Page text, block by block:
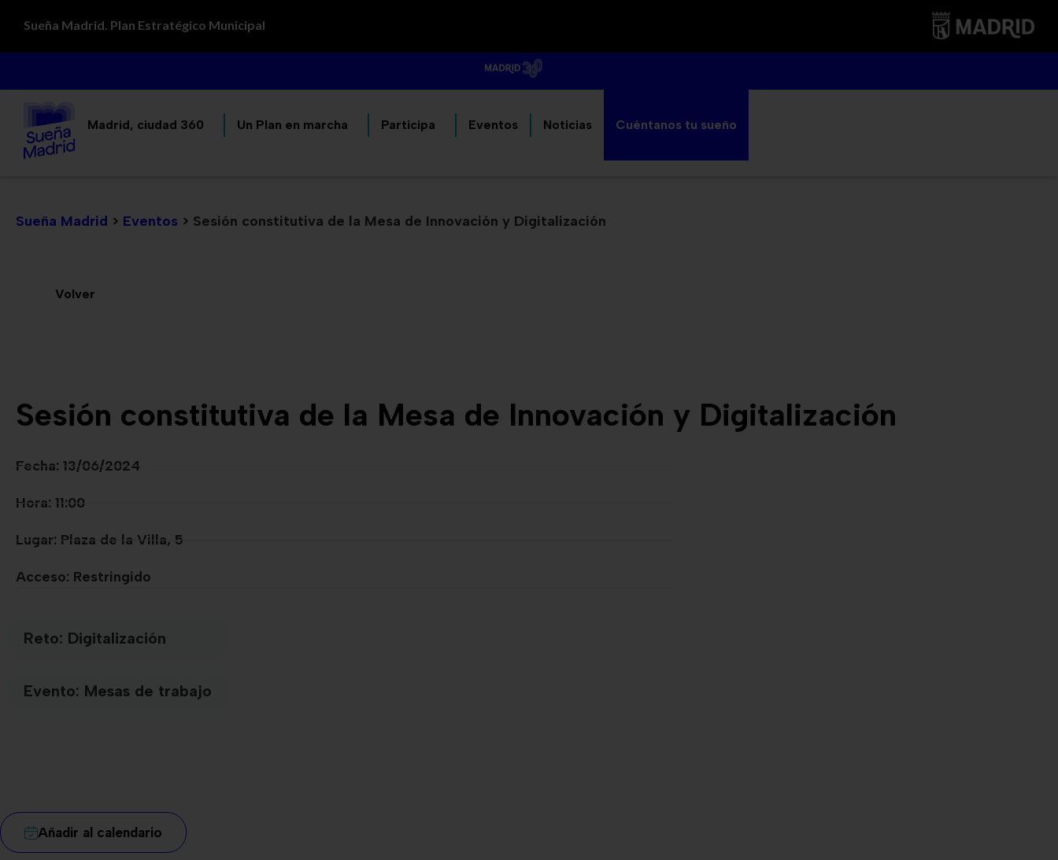
Sueña Madrid. Plan Estratégico Municipal
Madrid, ciudad 360 Un Plan en marcha Participa Eventos Noticias Cuéntanos tu sueño
Sueña Madrid > Eventos > Sesión constitutiva de la Mesa de Innovación y Digitalización
Volver
Sesión constitutiva de la Mesa de Innovación y Digitalización
Fecha: 13/06/2024
Hora: 11:00
Lugar: Plaza de la Villa, 5
Acceso: Restringido
Reto: Digitalización
Evento: Mesas de trabajo
Añadir al calendario